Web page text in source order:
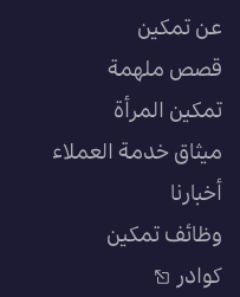
عن تمكين
قصص ملهمة
تمكين المرأة
ميثاق خدمة العملاء
أخبارنا
وظائف تمكين
كوادر